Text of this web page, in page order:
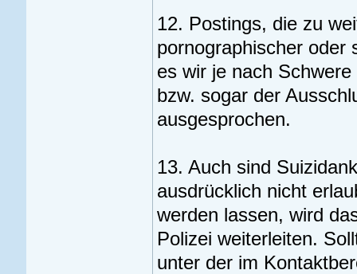
12. Postings, die zu
pornographischer oder
es wir je nach
bzw. sogar der
ausgesprochen.
13. Auch sind
ausdrücklich nicht
werden lassen, wird
Polizei weiterleiten.
unter der im